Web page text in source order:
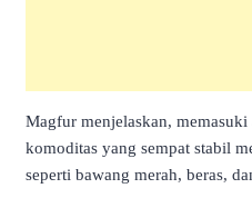
Magfur menjelaskan,
komoditas yang sempat stabil
seperti bawang merah, beras,